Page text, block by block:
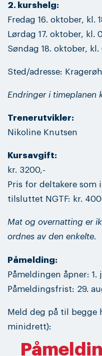
2. kurshelg:
Fredag 16. oktober, kl.
Lørdag 17. oktober, kl.
Søndag 18. oktober, kl.
Sted/adresse:
Endringer i timeplanen
Trenerutvikler:
Nikoline Knutsen
Kursavgift:
kr. 3200,-
Pris for deltakere som
tilsluttet NGTF: kr.
Mat og overnatting er
ordnes av den enkelte.
Påmelding:
Påmeldingen åpner: 1.
Påmeldingsfrist: 29.
Meld deg på til begge
minidrett):